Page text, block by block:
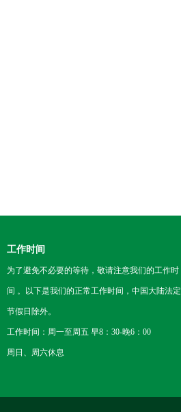
工作时间
为了避免不必要的等待，敬请注意我们的工作时
间 。以下是我们的正常工作时间，中国大陆法定
节假日除外。
工作时间：周一至周五 早8：30-晚6：00
周日、周六休息